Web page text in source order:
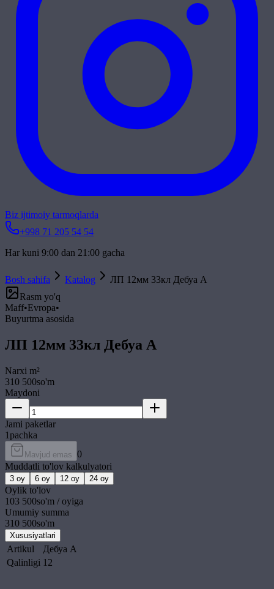
Biz ijtimoiy tarmoqlarda
+998 71 205 54 54
Har kuni 9:00 dan 21:00 gacha
Bosh sahifa Katalog
ЛП 12мм 33кл Дебуа A
Rasm yo'q
Maff•Evropa•
Buyurtma asosida
ЛП 12мм 33кл Дебуа A
Narxi m²
310 500so'm
Maydoni
Jami paketlar
1pachka
Mavjud emas 0
Muddatli to'lov kalkulyatori
3 oy 6 oy 12 oy 24 oy
Oylik to'lov
103 500so'm / oyiga
Umumiy summa
310 500so'm
Xususiyatlari
Artikul
Дебуа A
Qalinligi 12